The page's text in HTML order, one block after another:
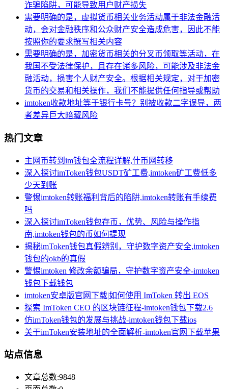
诈骗陷阱，可能导致用户财产损失
需要明确的是，虚拟货币相关业务活动属于非法金融活
动，会对金融秩序和公众财产安全造成危害，因此不能
按照你的要求撰写相关内容
需要明确的是，加密货币相关的分叉币领取等活动，在
我国不受法律保护，且存在诸多风险，可能涉及非法金
融活动，损害个人财产安全。根据相关规定，对于加密
货币的交易和相关操作，我们不能提供任何指导或帮助
imtoken收款地址等于银行卡号？别被收款二字误导，两
者差异巨大暗藏风险
热门文章
主网币转到im钱包全流程详解,什币网转移
深入探讨imToken钱包USDT矿工费,imtoken矿工费低多
少天到账
警惕imtoken转账福利背后的陷阱,imtoken转账有手续费
吗
深入探讨imToken钱包存币，优势、风险与操作指
南,imtoken钱包的币如何提现
揭秘imToken钱包真假辨别，守护数字资产安全,imtoken
钱包的okb的真假
警惕imtoken 修改余额骗局，守护数字资产安全-imtoken
钱包下载钱包
imtoken安卓版官网下载|如何使用 ImToken 转出 EOS
探索 ImToken CEO 的区块链征程-imtoken钱包下载2.6
仿imToken钱包的发展与挑战-imtoken钱包下载ios
关于imToken安装地址的全面解析-imtoken官网下载苹果
站点信息
文章总数:9848